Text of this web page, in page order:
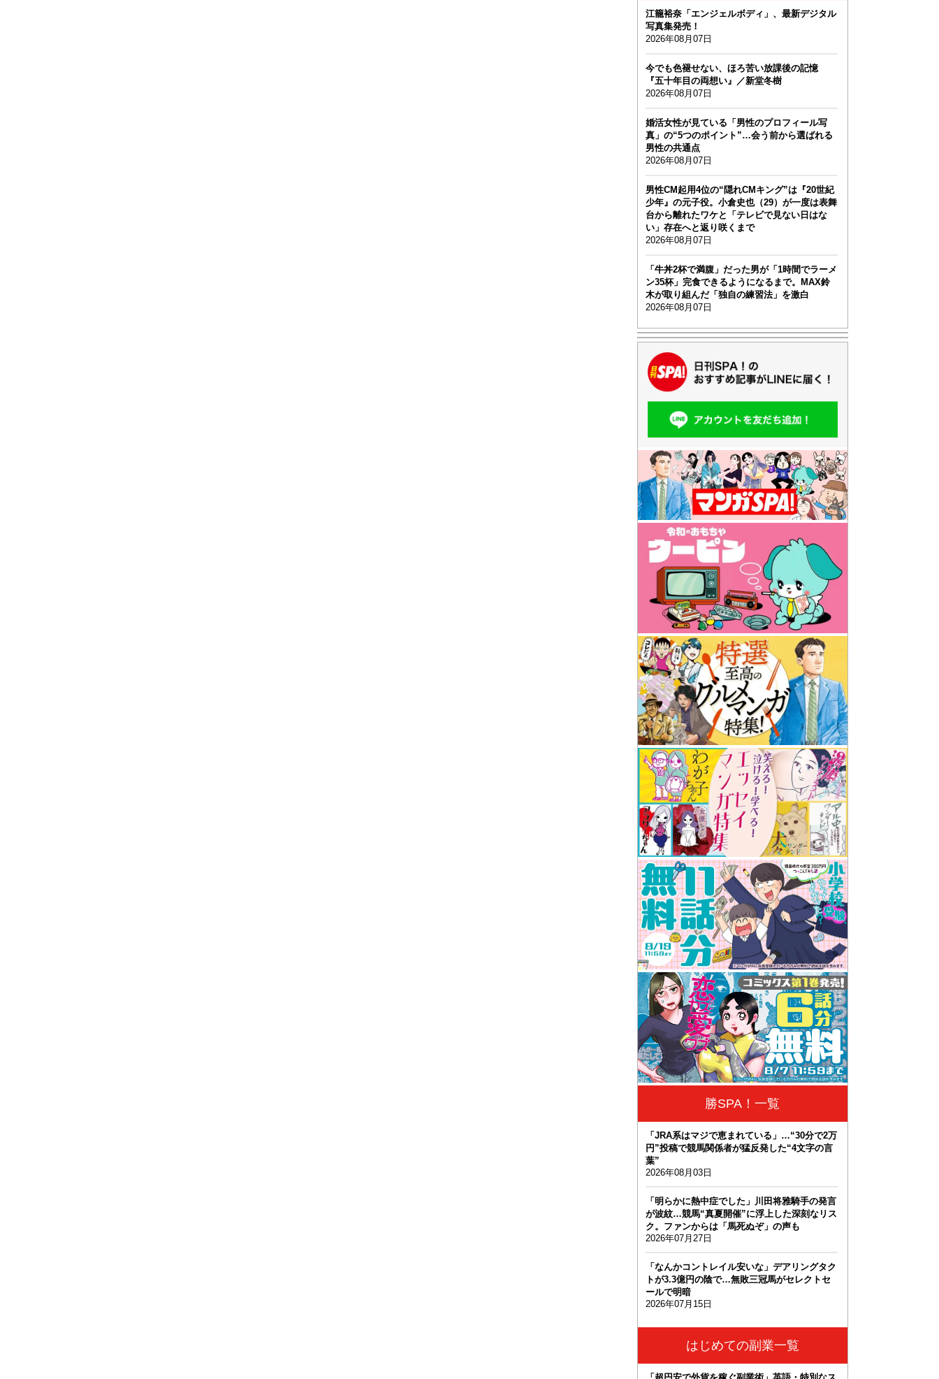
江籠裕奈「エンジェルボディ」、最新デジタル
写真集発売！
2026年08月07日
今でも色褪せない、ほろ苦い放課後の記憶
『五十年目の両想い』／新堂冬樹
2026年08月07日
婚活女性が見ている「男性のプロフィール写
真」の“5つのポイント”…会う前から選ばれる
男性の共通点
2026年08月07日
男性CM起用4位の“隠れCMキング”は『20世紀
少年』の元子役。小倉史也（29）が一度は表舞
台から離れたワケと「テレビで見ない日はな
い」存在へと返り咲くまで
2026年08月07日
「牛丼2杯で満腹」だった男が「1時間でラーメ
ン35杯」完食できるようになるまで。MAX鈴
木が取り組んだ「独自の練習法」を激白
2026年08月07日
勝SPA！一覧
「JRA系はマジで恵まれている」…“30分で2万
円”投稿で競馬関係者が猛反発した“4文字の言
葉”
2026年08月03日
「明らかに熱中症でした」川田将雅騎手の発言
が波紋…競馬“真夏開催”に浮上した深刻なリス
ク。ファンからは「馬死ぬぞ」の声も
2026年07月27日
「なんかコントレイル安いな」デアリングタク
トが3.3億円の陰で…無敗三冠馬がセレクトセ
ールで明暗
2026年07月15日
はじめての副業一覧